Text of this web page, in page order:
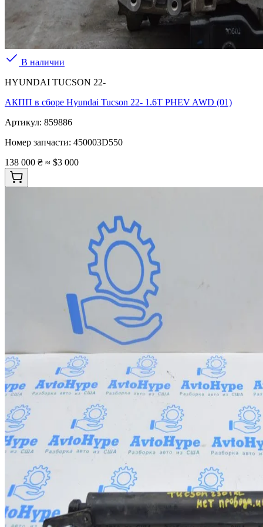
В наличии
HYUNDAI TUCSON 22-
АКПП в сборе Hyundai Tucson 22- 1.6T PHEV AWD (01)
Артикул: 859886
Номер запчасти: 450003D550
138 000 ₴ ≈ $3 000